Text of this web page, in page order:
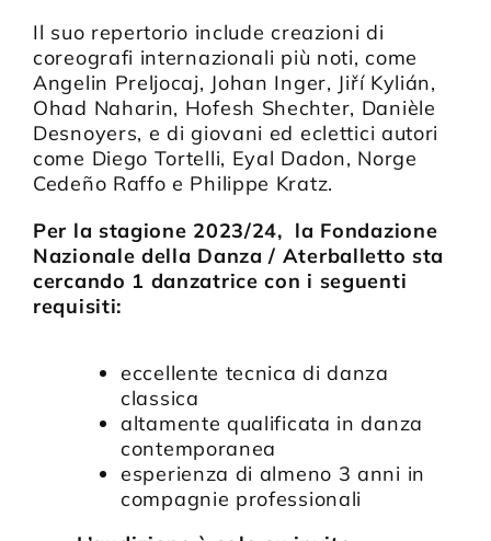
Il suo repertorio include creazioni di
coreografi internazionali più noti, come
Angelin Preljocaj, Johan Inger, Jiří Kylián,
Ohad Naharin, Hofesh Shechter, Danièle
Desnoyers, e di giovani ed eclettici autori
come Diego Tortelli, Eyal Dadon, Norge
Cedeño Raffo e Philippe Kratz.
Per la stagione 2023/24, la Fondazione
Nazionale della Danza / Aterballetto sta
cercando 1 danzatrice con i seguenti
requisiti:
eccellente tecnica di danza
classica
altamente qualificata in danza
contemporanea
esperienza di almeno 3 anni in
compagnie professionali